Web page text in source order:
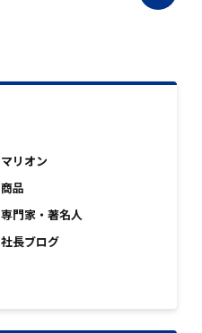
マリオン
商品
専門家・著名人
社長ブログ